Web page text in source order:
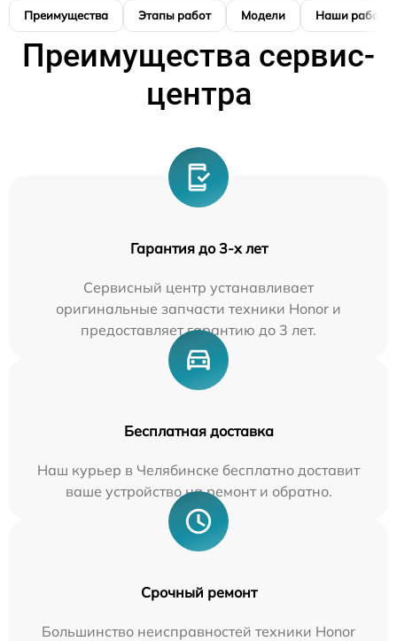
Преимущества Этапы работ Модели Наши работы
Преимущества сервис-
центра
Гарантия до 3-х лет
Сервисный центр устанавливает
оригинальные запчасти техники Honor и
предоставляет гарантию до 3 лет.
Бесплатная доставка
Наш курьер в Челябинске бесплатно доставит
ваше устройство на ремонт и обратно.
Срочный ремонт
Большинство неисправностей техники Honor